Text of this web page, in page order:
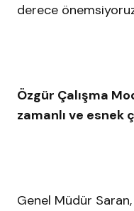
derece
Özgür Çalışma
zamanlı ve esnek
Genel Müdür